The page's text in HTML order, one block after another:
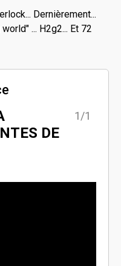
Dernièrement...
... H2g2... Et 72
DE
1/1